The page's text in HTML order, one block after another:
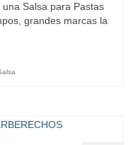
Salsa para Pastas
grandes marcas la